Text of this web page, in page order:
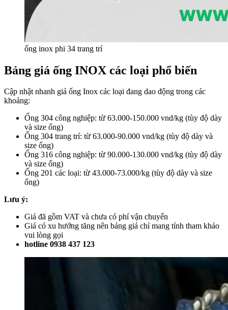
ống inox phi 34 trang trí
Bảng giá ống INOX các loại phổ biến
Cập nhật nhanh giá ống Inox các loại đang dao động trong các
khoảng:
Ống 304 công nghiệp: từ 63.000-150.000 vnd/kg (tùy độ dày
và size ống)
Ống 304 trang trí: từ 63.000-90.000 vnd/kg (tùy độ dày và
size ống)
Ống 316 công nghiệp: từ 90.000-130.000 vnd/kg (tùy độ dày
và size ống)
Ống 201 các loại: từ 43.000-73.000/kg (tùy độ dày và size
ống)
Lưu ý:
Giá đã gồm VAT và chưa có phí vận chuyển
Giá có xu hướng tăng nên bảng giá chỉ mang tính tham khảo
vui lòng gọi
hotline 0938 437 123